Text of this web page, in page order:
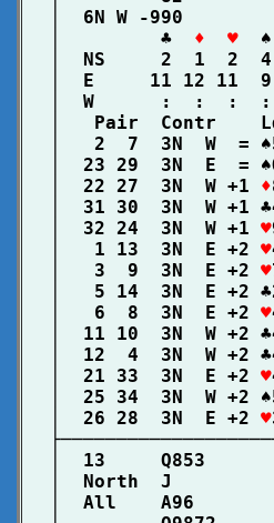
│  6N W -990
│         ♣ ♦  ♥
│  NS     2  1
│  E     11 12
│  W      :  :
│   Pair  Contr
│   2  7  3N  W  =
│  23 29  3N  E
│  22 27  3N  W +1 ♦
│  31 30  3N  W
│  32 24  3N  W +1 ♥
│   1 13  3N  E +2 ♥
│   3  9  3N  E +2 ♥
│   5 14  3N  E +2
│   6  8  3N  E +2 ♥
│  11 10  3N  W
│  12  4  3N  W
│  21 33  3N  E +2 ♥
│  25 34  3N  W
│  26 28  3N  E +2 ♥
│  13     Q853
│  North  J
│  All    A96